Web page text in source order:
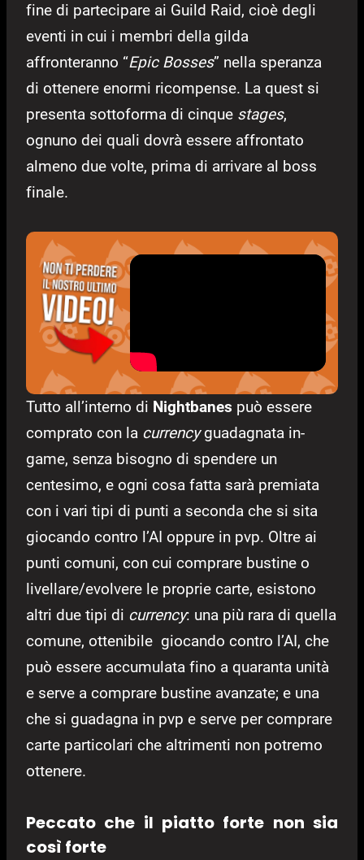
fine di partecipare ai Guild Raid, cioè degli
eventi in cui i membri della gilda
affronteranno “Epic Bosses” nella speranza
di ottenere enormi ricompense. La quest si
presenta sottoforma di cinque stages,
ognuno dei quali dovrà essere affrontato
almeno due volte, prima di arrivare al boss
finale.
Tutto all’interno di Nightbanes può essere
comprato con la currencyguadagnata in-
game, senza bisogno di spendere un
centesimo, e ogni cosa fatta sarà premiata
con i vari tipi di punti a seconda che si sita
giocando contro l’AI oppure in pvp. Oltre ai
punti comuni, con cui comprare bustine o
livellare/evolvere le proprie carte, esistono
altri due tipi di currency: una più rara di quella
comune, ottenibile giocando contro l’AI, che
può essere accumulata fino a quaranta unità
e serve a comprare bustine avanzate; e una
che si guadagna in pvp e serve per comprare
carte particolari che altrimenti non potremo
ottenere.
Peccato che il piatto forte non sia
così forte